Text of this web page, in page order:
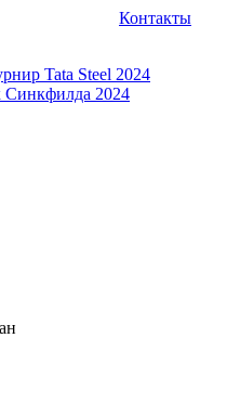
Контакты
Tata Steel 2024
Синкфилда 2024